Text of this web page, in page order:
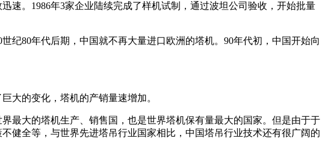
速。1986年3家企业陆续完成了样机试制，通过波坦公司验收，开始批量
纪80年代后期，中国就不再大量进口欧洲的塔机。90年代初，中国开始向
大的变化，塔机的产销量速增加。
最大的塔机生产、销售国，也是世界塔机保有量最大的国家。但是由于于
健全等，与世界先进塔吊行业国家相比，中国塔吊行业技术还有很广阔的